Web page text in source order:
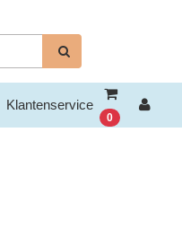
Klantenservice
0